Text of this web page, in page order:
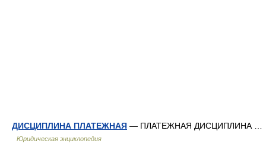
ДИСЦИПЛИНА ПЛАТЕЖНАЯ — ПЛАТЕЖНАЯ ДИСЦИПЛИНА …
Юридическая энциклопедия